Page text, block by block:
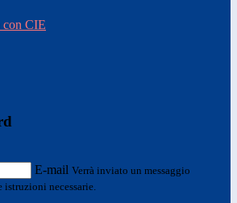
con CIE
E-mail Verrà inviato un messaggio
necessarie.